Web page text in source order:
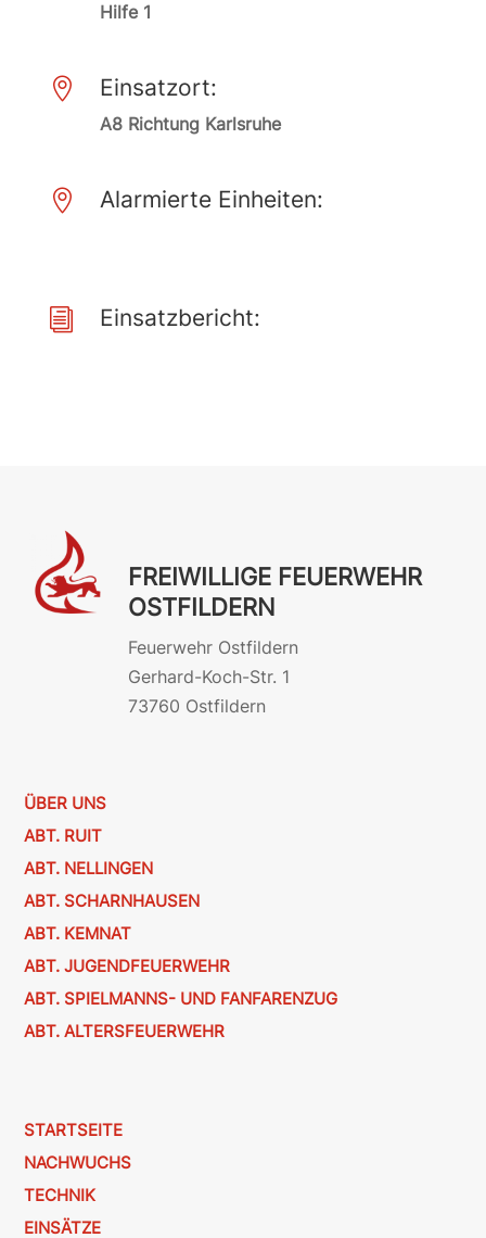
Hilfe 1
 Einsatzort:
A8 Richtung Karlsruhe
 Alarmierte Einheiten:
i Einsatzbericht:
FREIWILLIGE FEUERWEHR
OSTFILDERN
Feuerwehr Ostfildern
Gerhard-Koch-Str. 1
73760 Ostfildern
ÜBER UNS
ABT. RUIT
ABT. NELLINGEN
ABT. SCHARNHAUSEN
ABT. KEMNAT
ABT. JUGENDFEUERWEHR
ABT. SPIELMANNS- UND FANFARENZUG
ABT. ALTERSFEUERWEHR
STARTSEITE
NACHWUCHS
TECHNIK
EINSÄTZE